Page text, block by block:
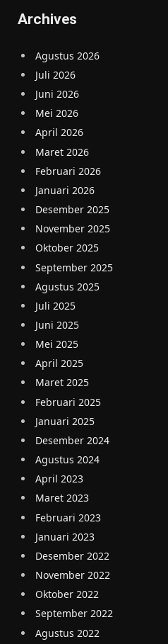
Archives
Agustus 2026
Juli 2026
Juni 2026
Mei 2026
April 2026
Maret 2026
Februari 2026
Januari 2026
Desember 2025
November 2025
Oktober 2025
September 2025
Agustus 2025
Juli 2025
Juni 2025
Mei 2025
April 2025
Maret 2025
Februari 2025
Januari 2025
Desember 2024
Agustus 2024
April 2023
Maret 2023
Februari 2023
Januari 2023
Desember 2022
November 2022
Oktober 2022
September 2022
Agustus 2022